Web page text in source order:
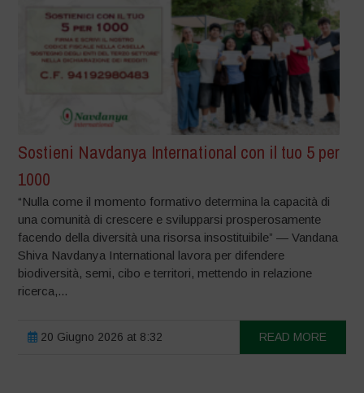
Sostieni Navdanya International con il tuo 5 per
1000
“Nulla come il momento formativo determina la capacità di
una comunità di crescere e svilupparsi prosperosamente
facendo della diversità una risorsa insostituibile” — Vandana
Shiva Navdanya International lavora per difendere
biodiversità, semi, cibo e territori, mettendo in relazione
ricerca,...
20 Giugno 2026 at 8:32 READ MORE